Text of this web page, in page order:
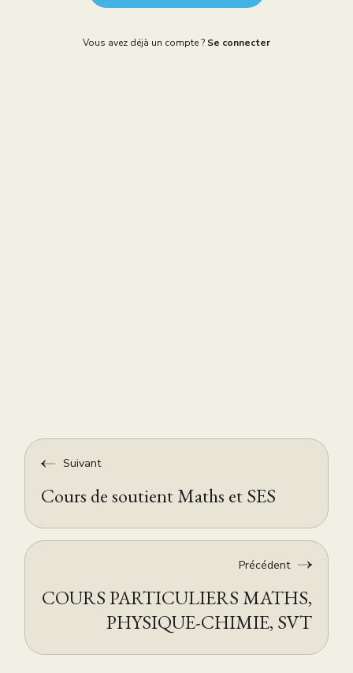
Vous avez déjà un compte ? Se connecter
Suivant
Cours de soutient Maths et SES
Précédent
COURS PARTICULIERS MATHS,
PHYSIQUE-CHIMIE, SVT